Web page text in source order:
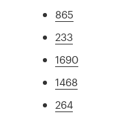
865
233
1690
1468
264